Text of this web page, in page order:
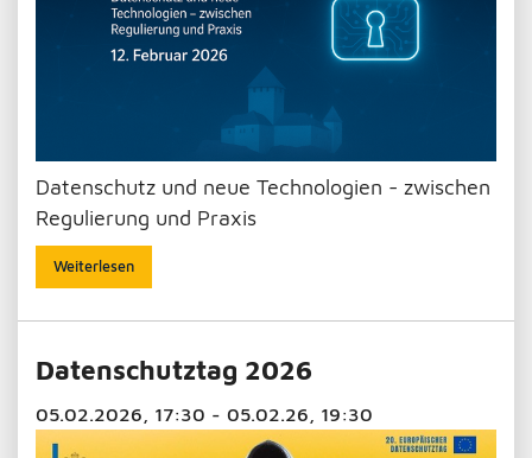
Datenschutz und neue Technologien - zwischen
Regulierung und Praxis
Weiterlesen
Datenschutztag 2026
05.02.2026, 17:30 - 05.02.26, 19:30